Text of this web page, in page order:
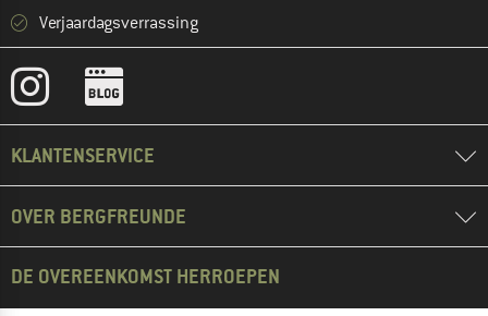
Verjaardagsverrassing
KLANTENSERVICE
OVER BERGFREUNDE
DE OVEREENKOMST HERROEPEN